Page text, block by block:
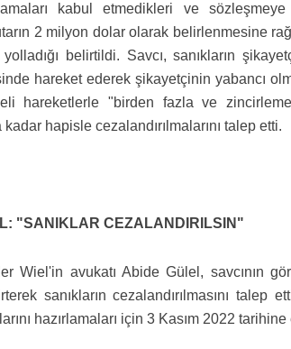
kabul etmedikleri ve sözleşmeye
2 milyon dolar olarak belirlenmesine
belirtildi. Savcı, sanıkların
hareket ederek şikayetçinin yabancı
hareketlerle "birden fazla ve zincirleme
hapisle cezalandırılmalarını talep etti.
"SANIKLAR CEZALANDIRILSIN"
Wiel'in avukatı Abide Gülel, savcının
sanıkların cezalandırılmasını talep
hazırlamaları için 3 Kasım 2022